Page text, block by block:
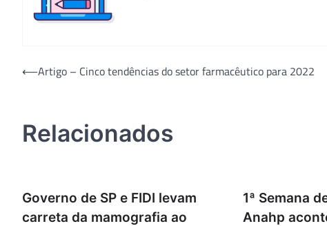
Navegação
⟵Artigo – Cinco tendências do setor farmacêutico para 2022
Relacionados
Governo de SP e FIDI levam
carreta da mamografia ao
1ª Semana
Anahp